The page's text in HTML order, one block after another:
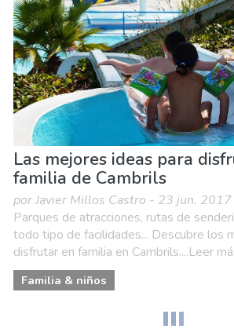
Las mejores ideas para
familia de Cambrils
por Javier Millos Castro - 23 jun. 2017
Parques de atracciones, rutas de
todo tipo de facilidades... Descubre los
disfrutar en familia en Cambrils....Leer
Familia & niños